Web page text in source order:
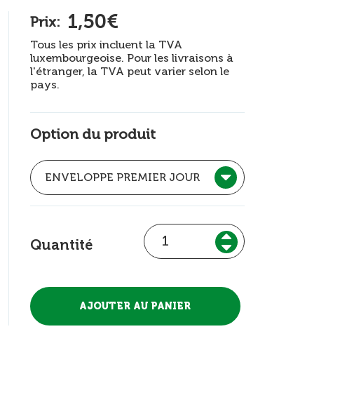
Prix: 1,50€
Tous les prix incluent la TVA
luxembourgeoise. Pour les livraisons à
l'étranger, la TVA peut varier selon le
pays.
Option du produit
Quantité